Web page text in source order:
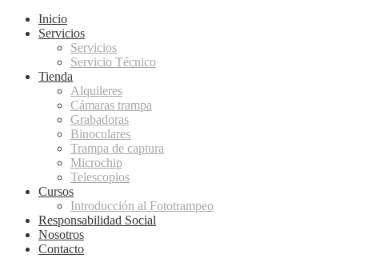
Inicio
Servicios
Servicios
Servicio Técnico
Tienda
Alquileres
Cámaras trampa
Grabadoras
Binoculares
Trampa de captura
Microchip
Telescopios
Cursos
Introducción al Fototrampeo
Responsabilidad Social
Nosotros
Contacto